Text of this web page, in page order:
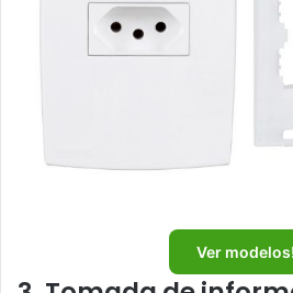
Ver modelos!